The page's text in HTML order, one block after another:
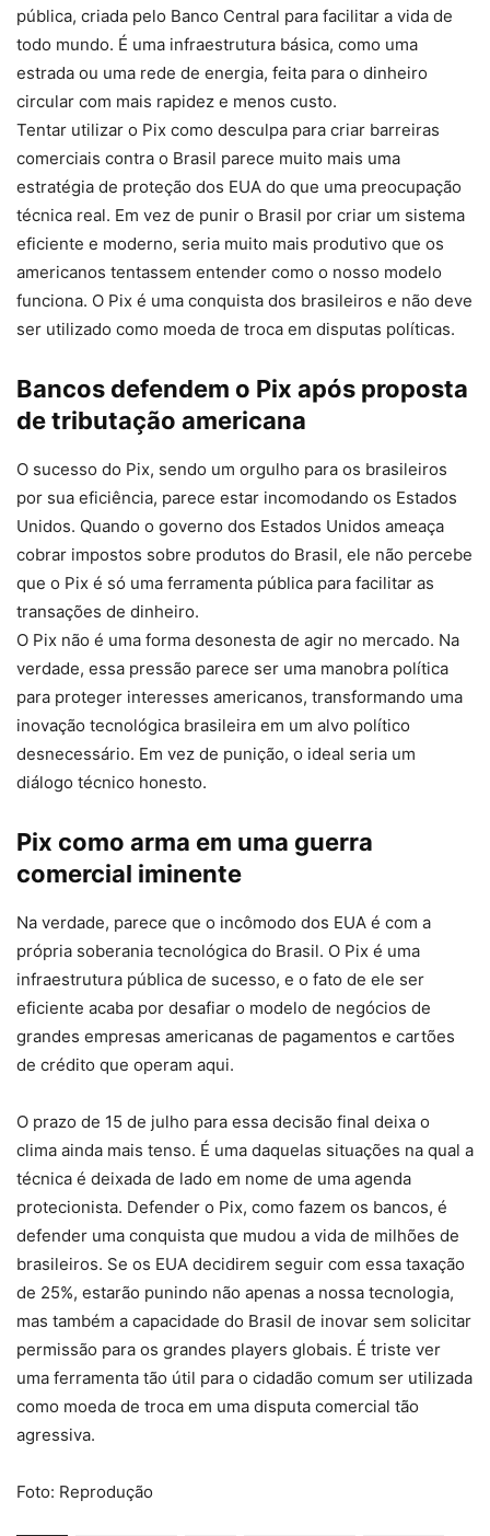
pública, criada pelo Banco Central para facilitar a vida de
todo mundo. É uma infraestrutura básica, como uma
estrada ou uma rede de energia, feita para o dinheiro
circular com mais rapidez e menos custo.
Tentar utilizar o Pix como desculpa para criar barreiras
comerciais contra o Brasil parece muito mais uma
estratégia de proteção dos EUA do que uma preocupação
técnica real. Em vez de punir o Brasil por criar um sistema
eficiente e moderno, seria muito mais produtivo que os
americanos tentassem entender como o nosso modelo
funciona. O Pix é uma conquista dos brasileiros e não deve
ser utilizado como moeda de troca em disputas políticas.
Bancos defendem o Pix após proposta
de tributação americana
O sucesso do Pix, sendo um orgulho para os brasileiros
por sua eficiência, parece estar incomodando os Estados
Unidos. Quando o governo dos Estados Unidos ameaça
cobrar impostos sobre produtos do Brasil, ele não percebe
que o Pix é só uma ferramenta pública para facilitar as
transações de dinheiro.
O Pix não é uma forma desonesta de agir no mercado. Na
verdade, essa pressão parece ser uma manobra política
para proteger interesses americanos, transformando uma
inovação tecnológica brasileira em um alvo político
desnecessário. Em vez de punição, o ideal seria um
diálogo técnico honesto.
Pix como arma em uma guerra
comercial iminente
Na verdade, parece que o incômodo dos EUA é com a
própria soberania tecnológica do Brasil. O Pix é uma
infraestrutura pública de sucesso, e o fato de ele ser
eficiente acaba por desafiar o modelo de negócios de
grandes empresas americanas de pagamentos e cartões
de crédito que operam aqui.
O prazo de 15 de julho para essa decisão final deixa o
clima ainda mais tenso. É uma daquelas situações na qual a
técnica é deixada de lado em nome de uma agenda
protecionista. Defender o Pix, como fazem os bancos, é
defender uma conquista que mudou a vida de milhões de
brasileiros. Se os EUA decidirem seguir com essa taxação
de 25%, estarão punindo não apenas a nossa tecnologia,
mas também a capacidade do Brasil de inovar sem solicitar
permissão para os grandes players globais. É triste ver
uma ferramenta tão útil para o cidadão comum ser utilizada
como moeda de troca em uma disputa comercial tão
agressiva.
Foto: Reprodução